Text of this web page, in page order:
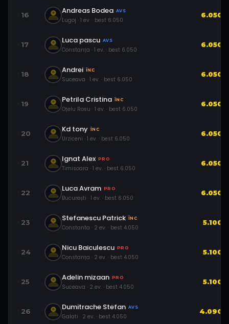
16 Andreas Bodea AVS
Lugoj · 1 ev. · best 6.050
6.050
17 Luca pascu AVS
Constanța · 1 ev. · best 6.050
6.050
18 Andrei ÎNC
Suceava · 1 ev. · best 6.050
6.050
19 Petrila Cristina ÎNC
Oțelu Rosu · 1 ev. · best 6.050
6.050
20 Kd tony ÎNC
Urziceni · 1 ev. · best 6.050
6.050
21 Ignat Alex PRO
Timisoara · 1 ev. · best 6.050
6.050
22 Luca Avram PRO
București · 1 ev. · best 6.050
6.050
23 Stefanescu Patrick ÎNC
Constanta · 2 ev. · best 4.050
5.100
24 Nicu Baiculescu PRO
Constanța · 2 ev. · best 4.050
5.100
25 Adelin mizaan PRO
Suceava · 2 ev. · best 4.050
5.100
26 Dumitrache Stefan AVS
Galati · 2 ev. · best 4.050
4.090